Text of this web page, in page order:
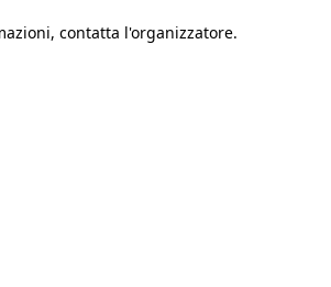
contatta l'organizzatore.